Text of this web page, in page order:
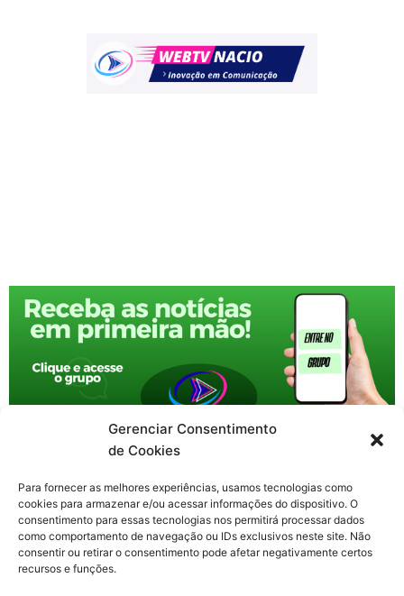
Gerenciar Consentimento
de Cookies
Para fornecer as melhores experiências, usamos tecnologias como
cookies para armazenar e/ou acessar informações do dispositivo. O
consentimento para essas tecnologias nos permitirá processar dados
como comportamento de navegação ou IDs exclusivos neste site. Não
consentir ou retirar o consentimento pode afetar negativamente certos
recursos e funções.